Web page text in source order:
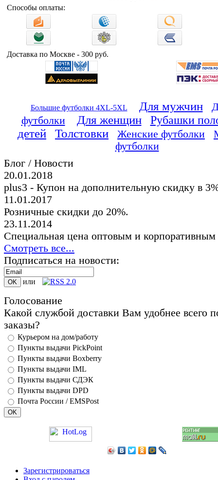
Способы оплаты:
Доставка по Москве - 300 руб.
Большие футболки 4XL-5XL Для мужчин
футболки
Для женщин Рубашки
детей Толстовки Женские футболки
футболки
Блог / Новости
20.01.2018
plus3 - Купон на дополнительную скидку в
11.01.2017
Розничные скидки до 20%.
23.11.2014
Специальная цена оптовым и
Смотреть все...
Подписаться на новости:
или
Голосование
Какой службой доставки Вам удобнее всего
заказы?
Курьером на дом/работу
Пункты выдачи PickPoint
Пункты выдачи Boxberry
Пункты выдачи IML
Пункты выдачи СДЭК
Пункты выдачи DPD
Почта России / EMSPost
Зарегистрироваться